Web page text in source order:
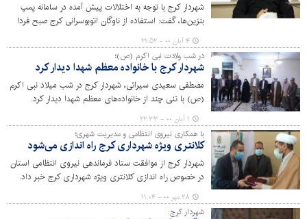
شهردار کرج با توجه به اختلالات پیش آمده در سامانه پمپ
بنزین‌ها، گفت: استفاده از ناوگان اتوبوسرانی کرج صبح فردا
(چهارشنبه) رایگان است.
۴ آبان ۰۰ - ۲۱:۵۲
در شب ولادت نبی اکرم (ص)؛
شهردار کرج با خانواده معظم شهدا دیدار کرد
مصطفی سعیدی سیرائی، شهردار کرج در شب میلاد نبی اکرم
(ص) با تنی چند از خانواده‌های معظم شهدا دیدار کرد.
۱ آبان ۰۰ - ۲۲:۳۳
با همکاری نیروی انتظامی و مدیریت شهری؛
کلانتری ویژه شهرداری کرج راه اندازی می‌شود
شهردار کرج از موافقت ستاد فرماندهی نیروی انتظامی استان
در خصوص راه اندازی کلانتری ویژه شهرداری کرج خبر داد.
۲۸ مهر ۰۰ - ۱۱:۰۴
شهردار کرج: